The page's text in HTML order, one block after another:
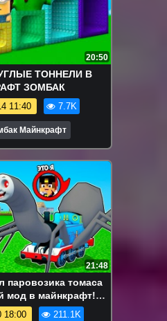
20:50
ТОННЕЛИ В
ЗОМБАК
11:40 7.7K
Майнкрафт
21:48
паровозика томаса
мод в майнкрафт!
видео minecraft
18:00 211.1K